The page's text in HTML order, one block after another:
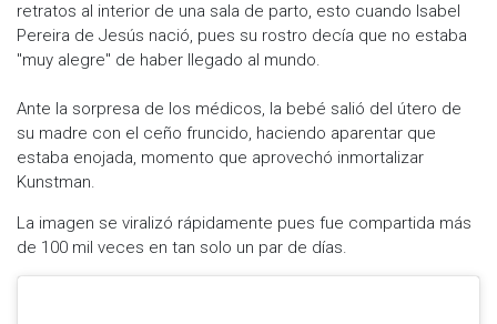
retratos al interior de una sala de parto, esto cuando Isabel
Pereira de Jesús nació, pues su rostro decía que no estaba
"muy alegre" de haber llegado al mundo.
Ante la sorpresa de los médicos, la bebé salió del útero de
su madre con el ceño fruncido, haciendo aparentar que
estaba enojada, momento que aprovechó inmortalizar
Kunstman.
La imagen se viralizó rápidamente pues fue compartida más
de 100 mil veces en tan solo un par de días.